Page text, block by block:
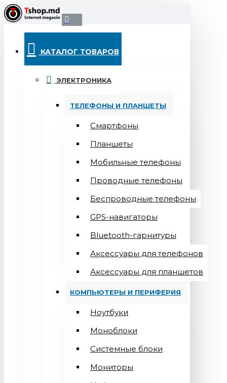
КАТАЛОГ ТОВАРОВ
ЭЛЕКТРОНИКА
ТЕЛЕФОНЫ И ПЛАНШЕТЫ
Смартфоны
Планшеты
Мобильные телефоны
Проводные телефоны
Беспроводные телефоны
GPS-навигаторы
Bluetooth-гарнитуры
Аксессуары для телефонов
Аксессуары для планшетов
КОМПЬЮТЕРЫ И ПЕРИФЕРИЯ
Ноутбуки
Моноблоки
Системные блоки
Мониторы